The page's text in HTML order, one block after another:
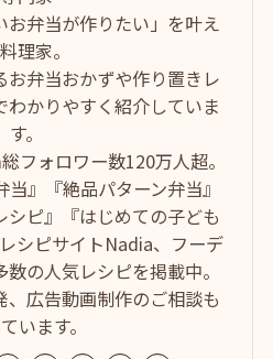
お弁当が作りたい」を叶え
理家。
お弁当おかずや作り置きレ
わかりやすく紹介していま
す。
フォロワー数120万人超。
』『絶品パターン弁当』
シピ』『はじめての子ども
シピサイトNadia、フーデ
の人気レシピを掲載中。
広告動画制作のご相談も
います。